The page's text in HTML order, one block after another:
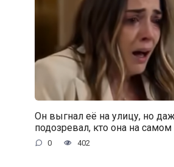
Он выгнал её на улицу, но
подозревал, кто она на
0 402